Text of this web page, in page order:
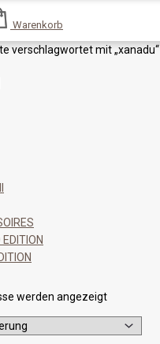
Warenkorb
verschlagwortet mit „xanadu“
EDITION
werden angezeigt